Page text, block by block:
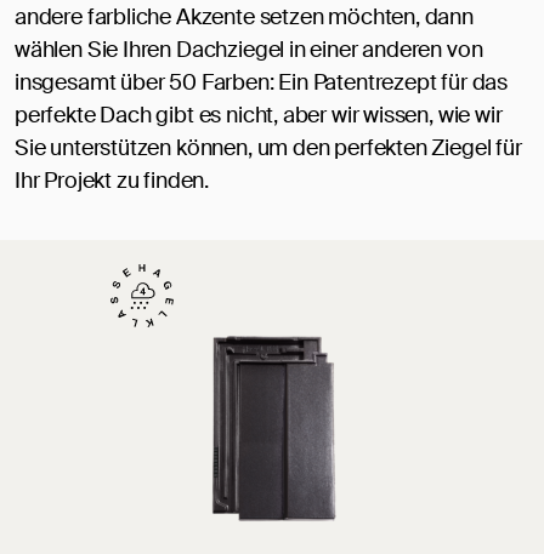
andere farbliche Akzente setzen möchten, dann
wählen Sie Ihren Dachziegel in einer anderen von
insgesamt über 50 Farben: Ein Patentrezept für das
perfekte Dach gibt es nicht, aber wir wissen, wie wir
Sie unterstützen können, um den perfekten Ziegel für
Ihr Projekt zu finden.